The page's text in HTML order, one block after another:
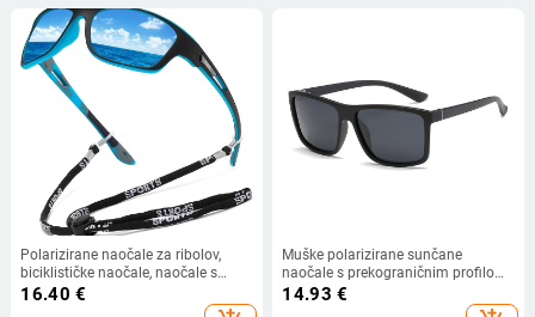
Polarizirane naočale za ribolov,
biciklističke naočale, naočale s
veznom karikom
16.40 €
Muške polarizirane sunčane
naočale s prekograničnim profilom,
kvadratne sunčane naočale za
vožnju, sunčane naočale za vanjsku
14.93 €